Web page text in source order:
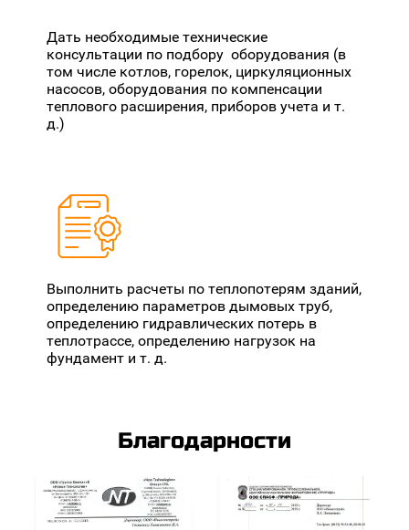
Дать необходимые технические
консультации по подбору оборудования (в
том числе котлов, горелок, циркуляционных
насосов, оборудования по компенсации
теплового расширения, приборов учета и т.
д.)
Выполнить расчеты по теплопотерям зданий,
определению параметров дымовых труб,
определению гидравлических потерь в
теплотрассе, определению нагрузок на
фундамент и т. д.
Благодарности